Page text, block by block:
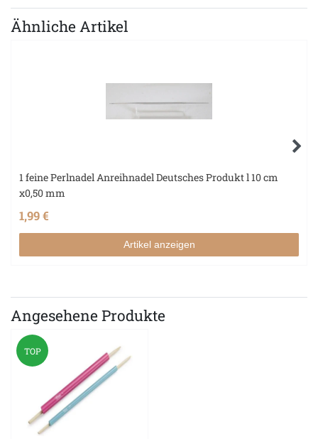
Ähnliche Artikel
1 feine Perlnadel Anreihnadel Deutsches Produkt l 10 cm
x0,50 mm
1,99 €
Artikel anzeigen
Angesehene Produkte
TOP